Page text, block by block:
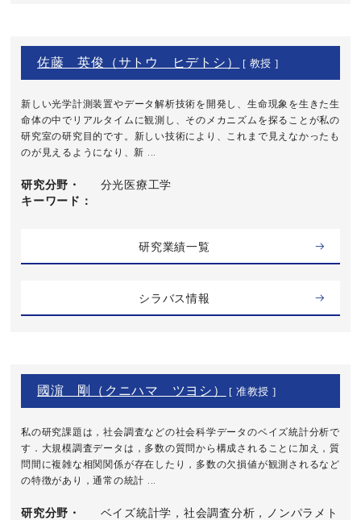
佐藤 英俊（サトウ ヒデトシ） [ 教授 ]
新しい光学計測装置やデータ解析技術を開発し、生命現象を生きた生
命体の中でリアルタイムに観測し、そのメカニズムを探ることが私の
研究室の研究目的です。新しい技術により、これまで見えなかったも
のが見えるようになり、新 ...
研究分野・
キーワード
分光医療工学
研究業績一覧
シラバス情報
國濵 剛（クニハマ ツヨシ） [ 准教授 ]
私の研究課題は，社会調査などの社会科学データのベイズ統計分析で
す．大規模調査データは，多数の質問から構成されることに加え，質
問間に複雑な相関関係が存在したり，多数の欠損値が観測されるなど
の特徴があり，通常の統計 ...
研究分野・ ベイズ統計学，社会調査分析，ノンパラメト